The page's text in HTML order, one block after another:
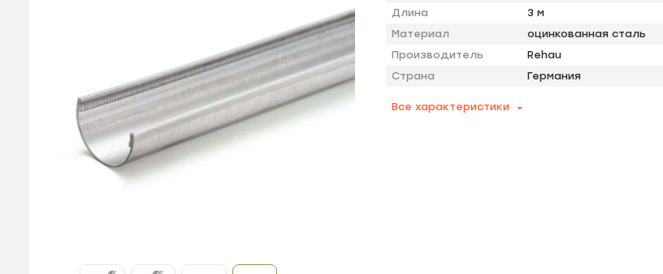
Длина
3 м
Материал
оцинкованная сталь
Производитель
Rehau
Страна
Германия
Все характеристики